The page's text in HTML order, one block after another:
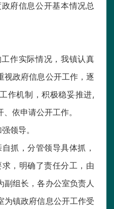
府信息公开基本情况总
作实际情况，我镇认真
视政府信息公开工作，逐
作机制，积极稳妥推进,
依申请公开工作。
领导。
，分管领导具体抓，
，明确了责任分工，由
副组长，各办公室负责人
为镇政府信息公开工作受